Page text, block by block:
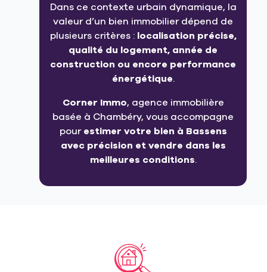
Dans ce contexte urbain dynamique, la
valeur d’un bien immobilier dépend de
plusieurs critères : localisation précise,
qualité du logement, année de
construction ou encore performance
énergétique.
Corner Immo, agence immobilière
basée à Chambéry, vous accompagne
pourestimer votre bien à Bassens
avec précision et vendre dans les
meilleures conditions.